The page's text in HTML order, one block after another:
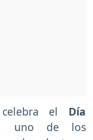
el Día
uno de los